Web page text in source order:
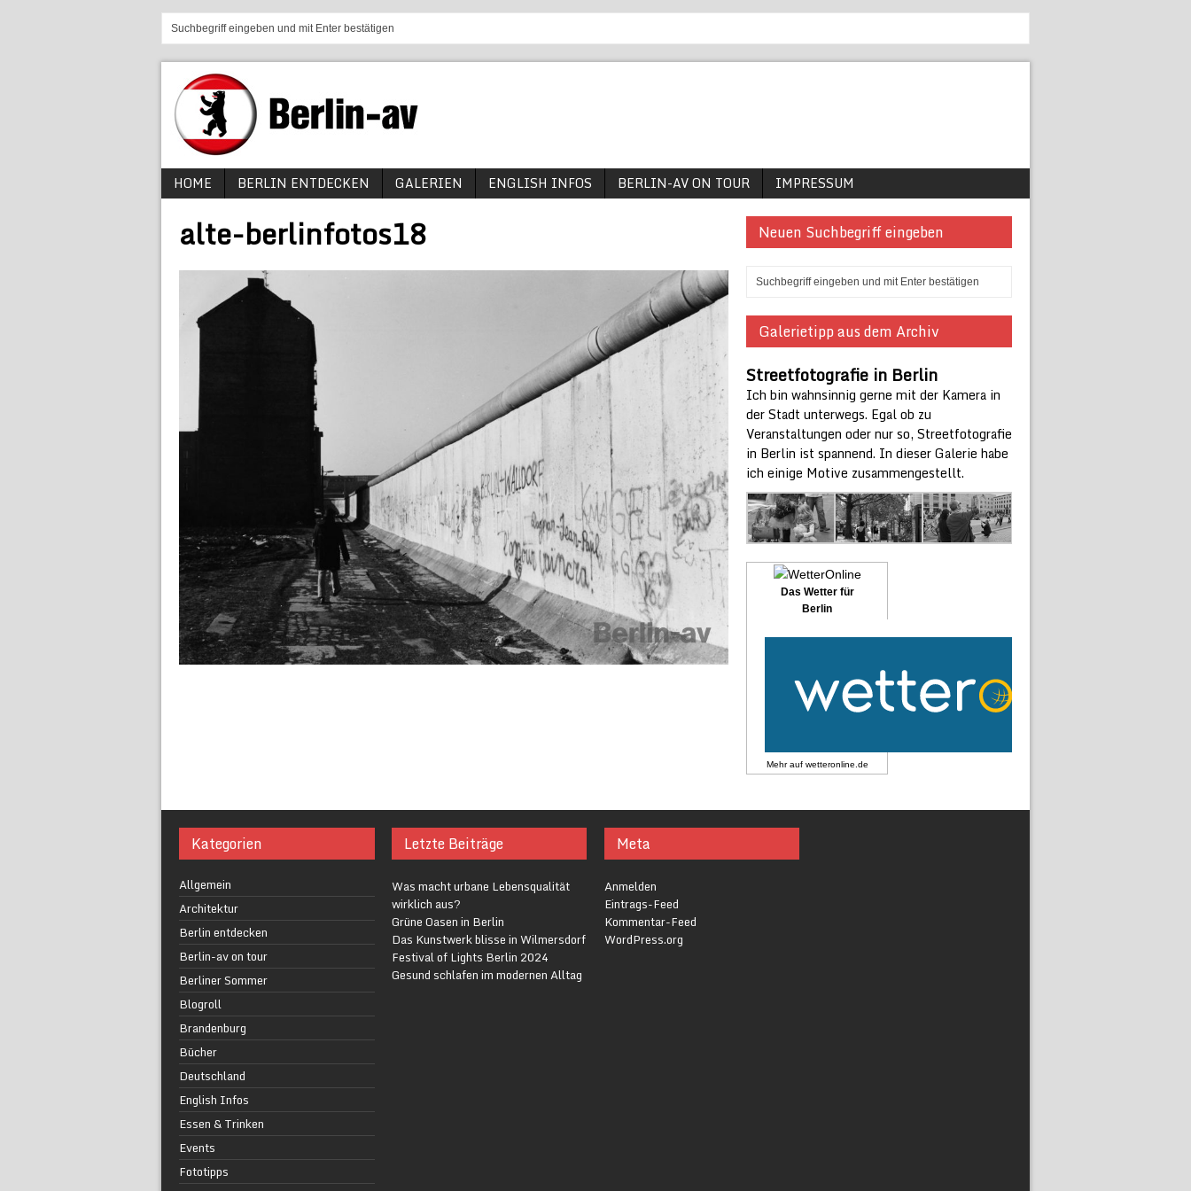
HOME BERLIN ENTDECKEN GALERIEN ENGLISH INFOS BERLIN-AV ON TOUR IMPRESSUM
alte-berlinfotos18 Neuen Suchbegriff eingeben
Galerietipp aus dem Archiv
Streetfotografie in Berlin
Ich bin wahnsinnig gerne mit der Kamera in
der Stadt unterwegs. Egal ob zu
Veranstaltungen oder nur so, Streetfotografie
in Berlin ist spannend. In dieser Galerie habe
ich einige Motive zusammengestellt.
Das Wetter für
Berlin
Mehr auf wetteronline.de
Kategorien
Allgemein
Architektur
Berlin entdecken
Berlin-av on tour
Berliner Sommer
Blogroll
Brandenburg
Bücher
Deutschland
English Infos
Essen & Trinken
Events
Fototipps
Letzte Beiträge
Was macht urbane Lebensqualität
wirklich aus?
Grüne Oasen in Berlin
Das Kunstwerk blisse in Wilmersdorf
Festival of Lights Berlin 2024
Gesund schlafen im modernen Alltag
Meta
Anmelden
Eintrags-Feed
Kommentar-Feed
WordPress.org